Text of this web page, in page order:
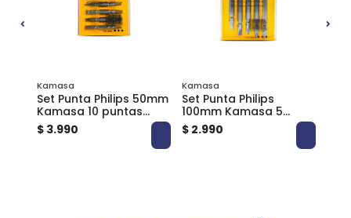
Kamasa
Set Punta Philips 50mm
Kamasa 10 puntas
dobles KM155
$ 3.990
Kamasa
Set Punta Philips
100mm Kamasa 5
puntas dobles KM157
$ 2.990